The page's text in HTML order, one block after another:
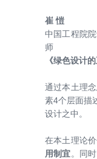
崔 愷
中国工程院
师
《绿色设计
通过本土理
素4个层面描
设计之中。
在本土理论
用制宜。同